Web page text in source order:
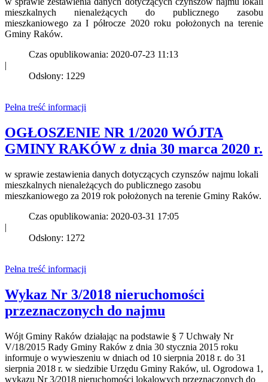
mieszkalnych nienależących do publicznego zasobu
mieszkaniowego za I półrocze 2020 roku położonych na terenie
Gminy Raków.
Czas opublikowania: 2020-07-23 11:13
|
Odsłony: 1229
Pełna treść informacji
OGŁOSZENIE NR 1/2020 WÓJTA
GMINY RAKÓW z dnia 30 marca 2020 r.
w sprawie zestawienia danych dotyczących czynszów najmu lokali
mieszkalnych nienależących do publicznego zasobu
mieszkaniowego za 2019 rok położonych na terenie Gminy Raków.
Czas opublikowania: 2020-03-31 17:05
|
Odsłony: 1272
Pełna treść informacji
Wykaz Nr 3/2018 nieruchomości
przeznaczonych do najmu
Wójt Gminy Raków działając na podstawie § 7 Uchwały Nr
V/18/2015 Rady Gminy Raków z dnia 30 stycznia 2015 roku
informuje o wywieszeniu w dniach od 10 sierpnia 2018 r. do 31
sierpnia 2018 r. w siedzibie Urzędu Gminy Raków, ul. Ogrodowa 1,
wykazu Nr 3/2018 nieruchomości lokalowych przeznaczonych do